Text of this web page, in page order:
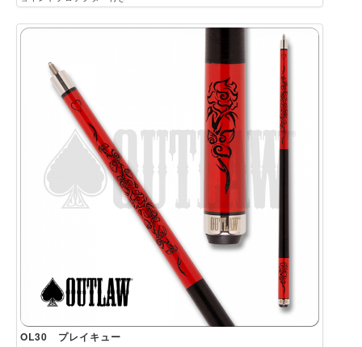
OL30 プレイキュー